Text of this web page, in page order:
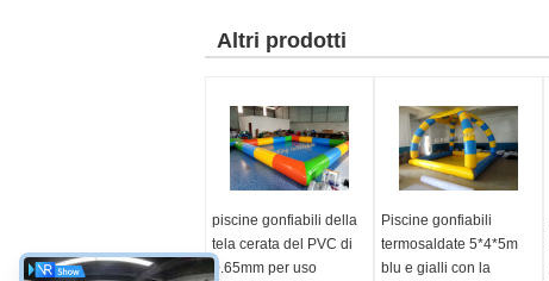
Altri prodotti
piscine gonfiabili della
tela cerata del PVC di
0.65mm per uso
Piscine gonfiabili
termosaldate 5*4*5m
blu e gialli con la